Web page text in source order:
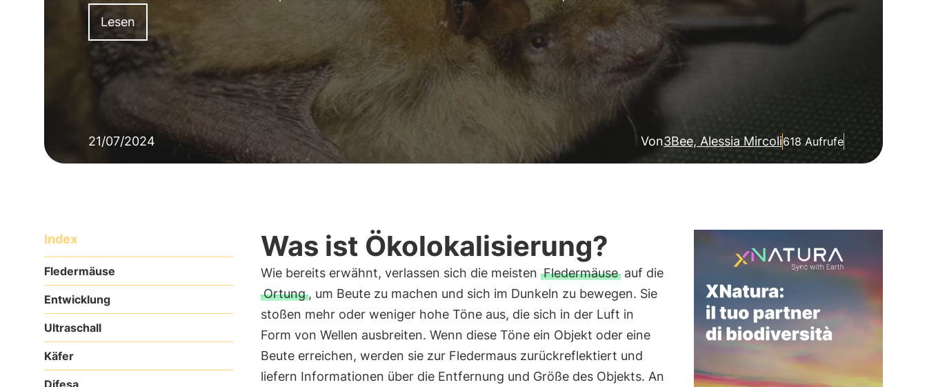
Lesen
21/07/2024 Von3Bee, Alessia Mircoli618 Aufrufe
Index
Fledermäuse
Entwicklung
Ultraschall
Käfer
Difesa
Was ist Ökolokalisierung?
Wie bereits erwähnt, verlassen sich die meisten Fledermäuseauf die
Ortung, um Beute zu machen und sich im Dunkeln zu bewegen. Sie
stoßen mehr oder weniger hohe Töne aus, die sich in der Luft in
Form von Wellen ausbreiten. Wenn diese Töne ein Objekt oder eine
Beute erreichen, werden sie zur Fledermaus zurückreflektiert und
liefern Informationen über die Entfernung und Größe des Objekts. An